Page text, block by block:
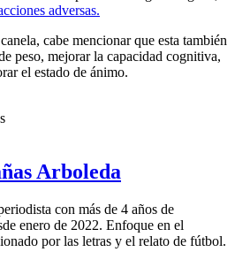
adversas.
cabe mencionar que esta también
peso, mejorar la capacidad cognitiva,
el estado de ánimo.
Arboleda
con más de 4 años de
enero de 2022. Enfoque en el
por las letras y el relato de fútbol.